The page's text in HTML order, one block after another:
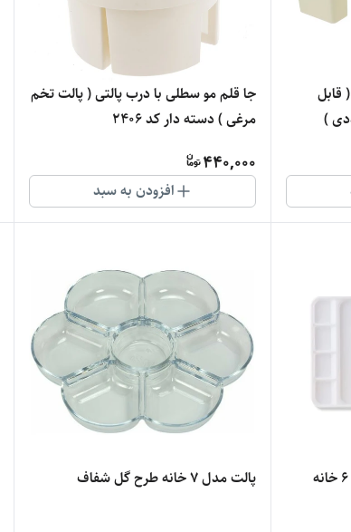
قابل
جا قلم مو سطلی با درب پالتی ( پالت تخم
مرغی ) دسته دار کد 2406
440,000
افزودن به سبد
پالت رنگ مدل مستطیل طرح 6 خانه
پالت مدل 7 خانه طرح گل شفاف